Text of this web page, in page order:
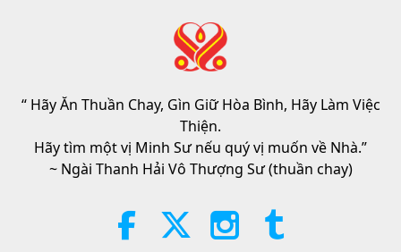
Tin Đáng Chú Ý
Tin Đáng Chú Ý 2026-08-04 327Lượt Xem
19:31
Tác Phẩm Của Pierre Gassendi
(trường chay), Phần 2/2
“ Hãy Ăn Thuần Chay, Gìn Giữ Hòa Bình, Hãy Làm Việc
Thiện.
Hãy tìm một vị Minh Sư nếu quý vị muốn về Nhà.”
~ Ngài Thanh Hải Vô Thượng Sư (thuần chay)